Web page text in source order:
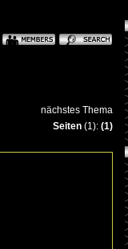
nächstes Thema
Seiten (1): (1)